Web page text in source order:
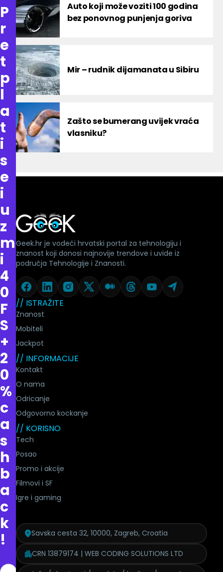
Auto koji može voziti 100 godina
bez ponovnog punjenja goriva
Mir – rudnik dijamanata u Sibiru
Zašto se bumerang uvijek vraća
vlasniku?
P
r
e
t
p
l
a
t
i
s
e
i
u
z
m
i
4
0
F
S
+
2
0
%
c
a
s
h
b
a
c
k
!
// ISTRAŽITE
Znanost
Mobiteli
Jackpot
// INFORMACIJE
Kontakt
O nama
Odricanje
Odgovorno kockanje
// KORISNO
Tech
Posao
Promo i akcije
Filmovi i SF
Igre i gaming
Geek.hr je vodeći hrvatski portal za tehnologiju i
znanost koji donosi najnovije trendove i uvide iz
područja Tehnologije i Znanosti.
Savska cesta 32, 10000, Zagreb, Croatia
CRN 13879174 | WEB CODING SOLUTIONS LTD